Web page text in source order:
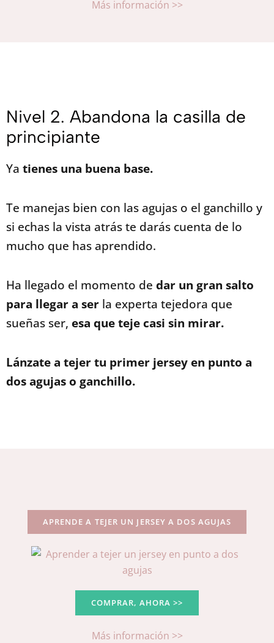
Más información >>
Nivel 2. Abandona la casilla de
principiante
Ya tienes una buena base.
Te manejas bien con las agujas o el ganchillo y
si echas la vista atrás te darás cuenta de lo
mucho que has aprendido.
Ha llegado el momento de dar un gran salto
para llegar a ser la experta tejedora que
sueñas ser, esa que teje casi sin mirar.
Lánzate a tejer tu primer jersey en punto a
dos agujas o ganchillo.
APRENDE A TEJER UN JERSEY A DOS AGUJAS
COMPRAR, AHORA >>
Más información >>